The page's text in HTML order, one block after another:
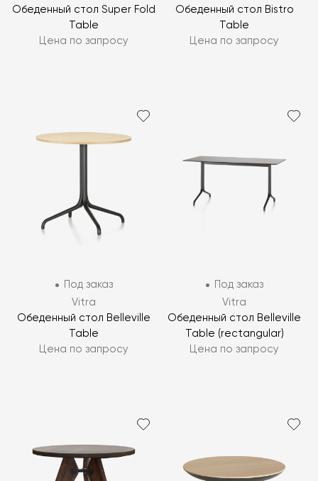
Обеденный стол Super Fold
Table
Цена по запросу
Обеденный стол Bistro
Table
Цена по запросу
Под заказ
Vitra
Обеденный стол Belleville
Table
Цена по запросу
Под заказ
Vitra
Обеденный стол Belleville
Table (rectangular)
Цена по запросу